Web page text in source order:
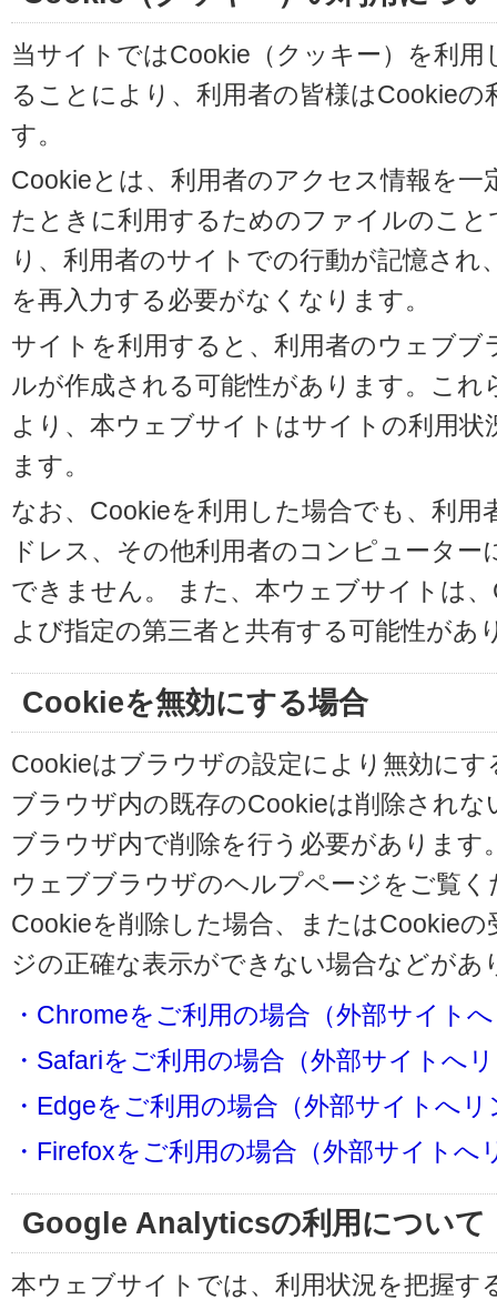
当サイトではCookie（クッキー）を利
ることにより、利用者の皆様はCookie
す。
Cookieとは、利用者のアクセス情報を
たときに利用するためのファイルのこ
り、利用者のサイトでの行動が記憶さ
を再入力する必要がなくなります。
サイトを利用すると、利用者のウェブ
ルが作成される可能性があります。こ
より、本ウェブサイトはサイトの利用
ます。
なお、Cookieを利用した場合でも、利用
ドレス、その他利用者のコンピュータ
できません。 また、本ウェブサイトは
よび指定の第三者と共有する可能性があ
Cookieを無効にする場合
Cookieはブラウザの設定により無効に
ブラウザ内の既存のCookieは削除され
ブラウザ内で削除を行う必要があります
ウェブブラウザのヘルプページをご覧く
Cookieを削除した場合、またはCookie
ジの正確な表示ができない場合などが
・Chromeをご利用の場合（外部サイト
・Safariをご利用の場合（外部サイトへ
・Edgeをご利用の場合（外部サイトへリ
・Firefoxをご利用の場合（外部サイトへ
Google Analyticsの利用について
本ウェブサイトでは、利用状況を把握す